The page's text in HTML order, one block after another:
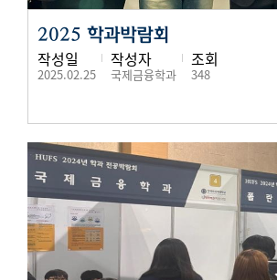
2025 학과박람회
작성일
2025.02.25
작성자
국제금융학과
조회
348